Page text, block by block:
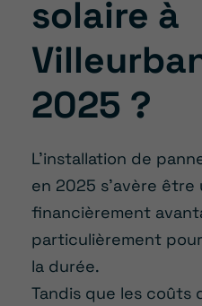
solaire à
2025 ?
L’installation de
en 2025 s’avère être
financièrement
particulièrement
la durée.
Tandis que les coûts